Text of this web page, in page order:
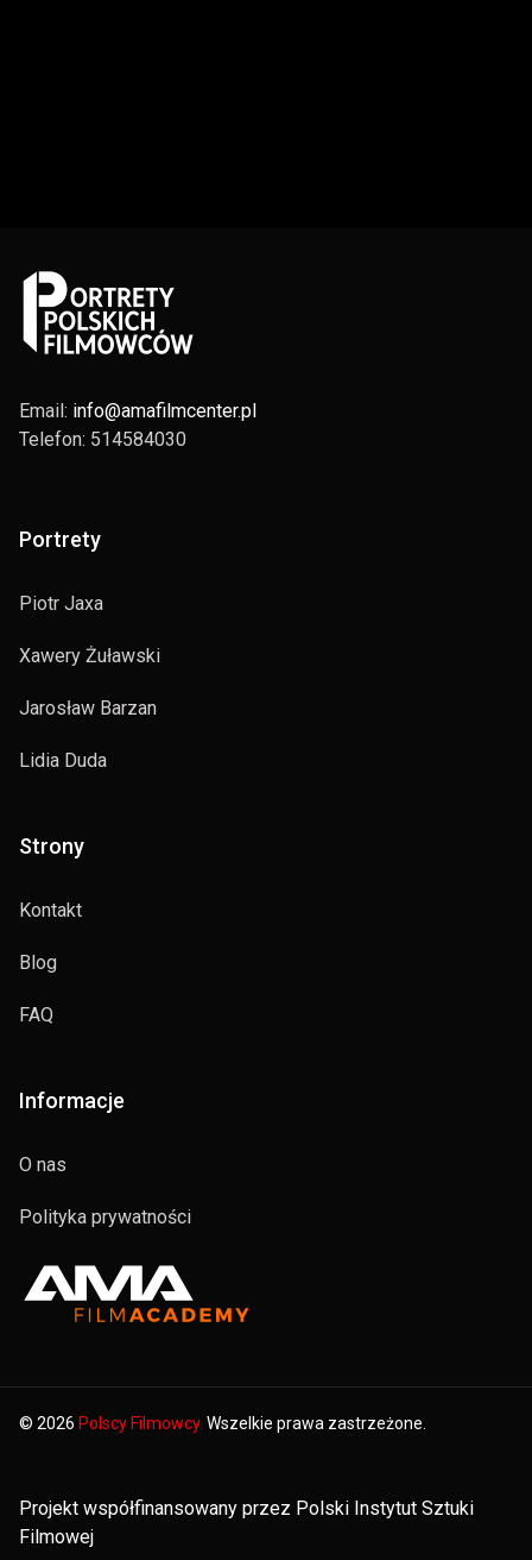
Email: info@amafilmcenter.pl
Telefon: 514584030
Portrety
Piotr Jaxa
Xawery Żuławski
Jarosław Barzan
Lidia Duda
Strony
Kontakt
Blog
FAQ
Informacje
O nas
Polityka prywatności
© 2026 Polscy Filmowcy. Wszelkie prawa zastrzeżone.
Projekt współfinansowany przez Polski Instytut Sztuki
Filmowej